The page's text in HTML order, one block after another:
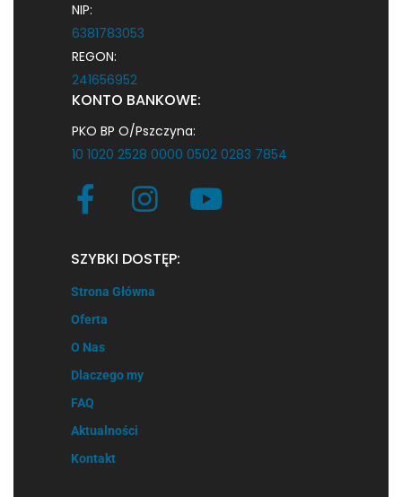
NIP:
6381783053
REGON:
241656952
KONTO BANKOWE:
PKO BP O/Pszczyna:
10 1020 2528 0000 0502 0283 7854
SZYBKI DOSTĘP:
Strona Główna
Oferta
O Nas
Dlaczego my
FAQ
Aktualności
Kontakt